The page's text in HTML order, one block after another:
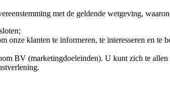
met de geldende wetgeving,
onze klanten te informeren, te interesseren en
BV (marketingdoeleinden). U kunt zich te